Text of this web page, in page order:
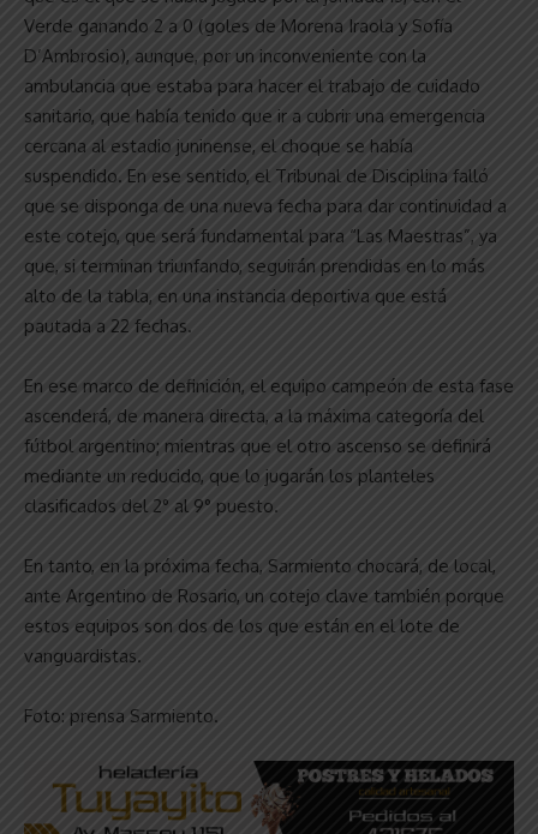
Verde ganando 2 a 0 (goles de Morena Iraola y Sofía
D’Ambrosio), aunque, por un inconveniente con la
ambulancia que estaba para hacer el trabajo de cuidado
sanitario, que había tenido que ir a cubrir una emergencia
cercana al estadio juninense, el choque se había
suspendido. En ese sentido, el Tribunal de Disciplina falló
que se disponga de una nueva fecha para dar continuidad a
este cotejo, que será fundamental para “Las Maestras”, ya
que, si terminan triunfando, seguirán prendidas en lo más
alto de la tabla, en una instancia deportiva que está
pautada a 22 fechas.
En ese marco de definición, el equipo campeón de esta fase
ascenderá, de manera directa, a la máxima categoría del
fútbol argentino; mientras que el otro ascenso se definirá
mediante un reducido, que lo jugarán los planteles
clasificados del 2° al 9° puesto.
En tanto, en la próxima fecha, Sarmiento chocará, de local,
ante Argentino de Rosario, un cotejo clave también porque
estos equipos son dos de los que están en el lote de
vanguardistas.
Foto: prensa Sarmiento.